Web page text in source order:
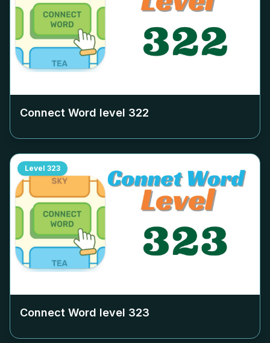
Connect Word level 322
Level 323
Connect Word level 323